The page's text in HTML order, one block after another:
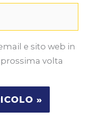
e sito web in
volta